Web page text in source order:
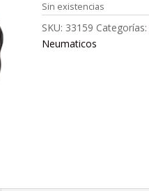
Sin existencias
SKU: 33159 Categorías:
Neumaticos